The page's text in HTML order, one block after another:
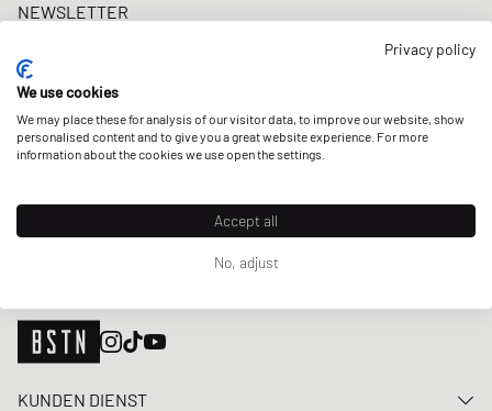
NEWSLETTER
Raffles & New Arrivals. Registriere dich jetzt!
E-Mail-Adresse
JETZT ANMELDEN
UNSERE STORES
KUNDEN DIENST
Privacy policy
We use cookies
We may place these for analysis of our visitor data, to improve our website, show
personalised content and to give you a great website experience. For more
information about the cookies we use open the settings.
Accept all
No, adjust